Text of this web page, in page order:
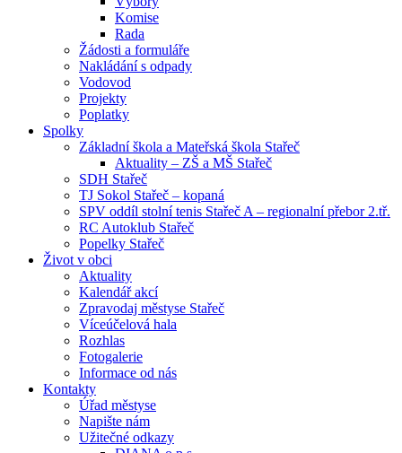
Komise
Rada
Žádosti a formuláře
Nakládání s odpady
Vodovod
Projekty
Poplatky
Spolky
Základní škola a Mateřská škola Stařeč
Aktuality – ZŠ a MŠ Stařeč
SDH Stařeč
TJ Sokol Stařeč – kopaná
SPV oddíl stolní tenis Stařeč A – regionalní přebor 2.tř.
RC Autoklub Stařeč
Popelky Stařeč
Život v obci
Aktuality
Kalendář akcí
Zpravodaj městyse Stařeč
Víceúčelová hala
Rozhlas
Fotogalerie
Informace od nás
Kontakty
Úřad městyse
Napište nám
Užitečné odkazy